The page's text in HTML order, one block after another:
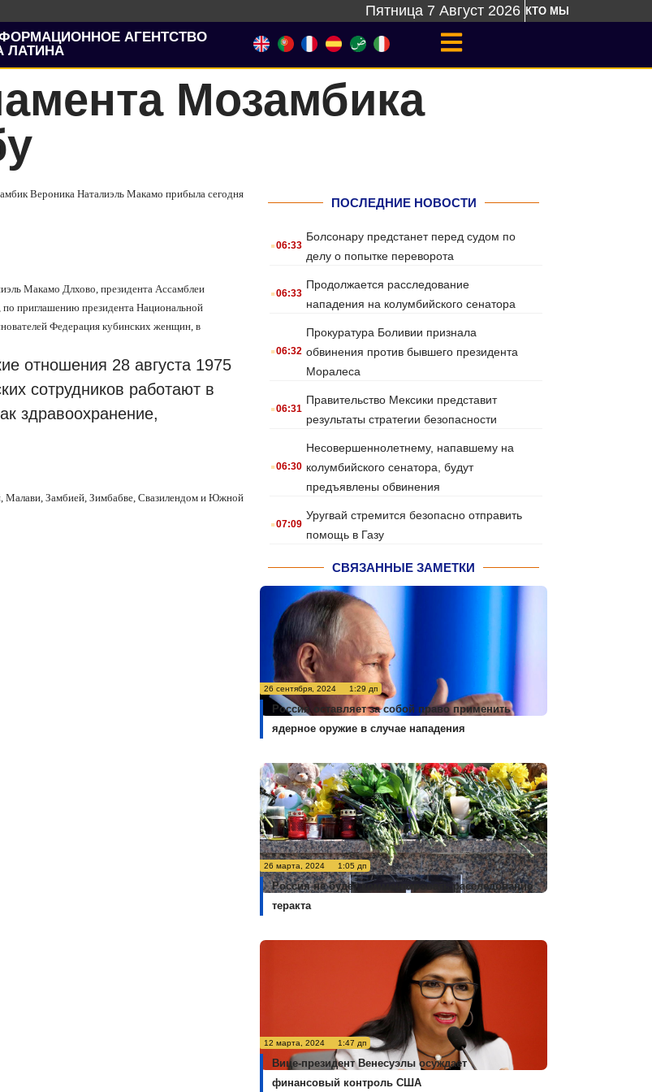
Пятница 7 Август 2026 КТО МЫ
АГЕНТСТВО
ЛАТИНА
Мозамбика
Вероника Наталиэль Макамо прибыла сегодня
Макамо Длхово, президента Ассамблеи
по приглашению президента Национальной
Федерация кубинских женщин, в
отношения 28 августа 1975
сотрудников работают в
здравоохранение,
Малави, Замбией, Зимбабве, Свазилендом и Южной
ПОСЛЕДНИЕ НОВОСТИ
.06:33
Болсонару предстанет перед судом по
делу о попытке переворота
.06:33
Продолжается расследование
нападения на колумбийского сенатора
.06:32
Прокуратура Боливии признала
обвинения против бывшего президента
Моралеса
.06:31
Правительство Мексики представит
результаты стратегии безопасности
.06:30
Несовершеннолетнему, напавшему на
колумбийского сенатора, будут
предъявлены обвинения
.07:09
Уругвай стремится безопасно отправить
помощь в Газу
СВЯЗАННЫЕ ЗАМЕТКИ
26 сентября, 2024 1:29 дп
Россия оставляет за собой право применить
ядерное оружие в случае нападения
26 марта, 2024 1:05 дп
Россия не будет комментировать расследование
теракта
12 марта, 2024 1:47 дп
Вице-президент Венесуэлы осуждает
финансовый контроль США